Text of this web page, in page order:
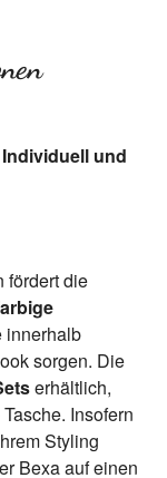
und
fördert die
innerhalb
sorgen. Die
erhältlich,
Insofern
Styling
Bexa auf einen